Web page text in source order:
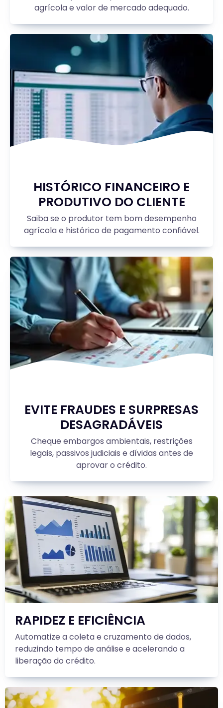
agrícola e valor de mercado adequado.
HISTÓRICO FINANCEIRO E
PRODUTIVO DO CLIENTE
Saiba se o produtor tem bom desempenho
agrícola e histórico de pagamento confiável.
EVITE FRAUDES E SURPRESAS
DESAGRADÁVEIS
Cheque embargos ambientais, restrições
legais, passivos judiciais e dívidas antes de
aprovar o crédito.
RAPIDEZ E EFICIÊNCIA
Automatize a coleta e cruzamento de dados,
reduzindo tempo de análise e acelerando a
liberação do crédito.